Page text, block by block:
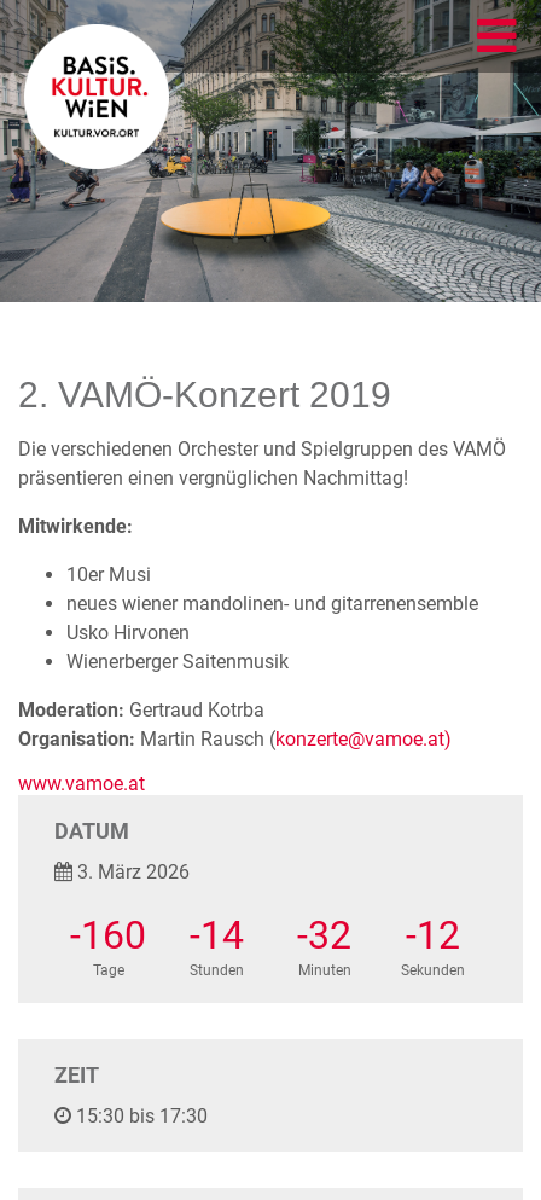
2. VAMÖ-Konzert 2019
Die verschiedenen Orchester und Spielgruppen des VAMÖ
präsentieren einen vergnüglichen Nachmittag!
Mitwirkende:
10er Musi
neues wiener mandolinen- und gitarrenensemble
Usko Hirvonen
Wienerberger Saitenmusik
Moderation: Gertraud Kotrba
Organisation: Martin Rausch (konzerte@vamoe.at)
www.vamoe.at
DATUM
3. März 2026
-160
Tage
-14
Stunden
-32
Minuten
-12
Sekunden
ZEIT
15:30 bis 17:30